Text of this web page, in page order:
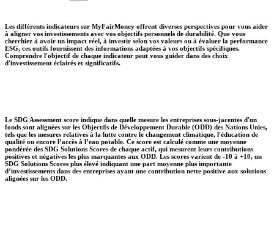
Les différents indicateurs sur MyFairMoney offrent diverses perspectives pour vous aider
à aligner vos investissements avec vos objectifs personnels de durabilité. Que vous
cherchiez à avoir un impact réel, à investir selon vos valeurs ou à évaluer la performance
ESG, ces outils fournissent des informations adaptées à vos objectifs spécifiques.
Comprendre l'objectif de chaque indicateur peut vous guider dans des choix
d'investissement éclairés et significatifs.
Le SDG Assessment score indique dans quelle mesure les entreprises sous-jacentes d'un
fonds sont alignées sur les Objectifs de Développement Durable (ODD) des Nations Unies,
tels que les mesures relatives à la lutte contre le changement climatique, l'éducation de
qualité ou encore l’accès à l’eau potable. Ce score est calculé comme une moyenne
pondérée des SDG Solutions Scores de chaque actif, qui mesurent leurs contributions
positives et négatives les plus marquantes aux ODD. Les scores varient de -10 à +10, un
SDG Solutions Scores plus élevé indiquant une part moyenne plus importante
d’investissements dans des entreprises ayant une contribution nette positive aux solutions
alignées sur les ODD.